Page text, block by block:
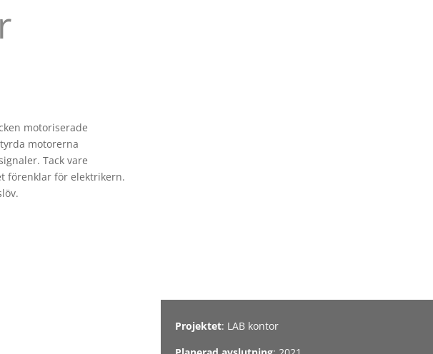
motoriserade
motorerna
Tack vare
förenklar för elektrikern.
Projektet: LAB kontor